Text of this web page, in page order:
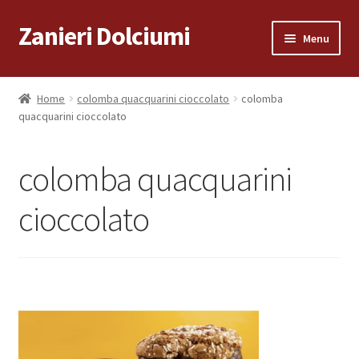
Vai
alla
Vai
al
Zanieri Dolciumi Menu
Home
Carrello
Condizioni di vendita
Home colomba quacquarini cioccolato
colomba
quacquarini cioccolato
colomba quacquarini
cioccolato